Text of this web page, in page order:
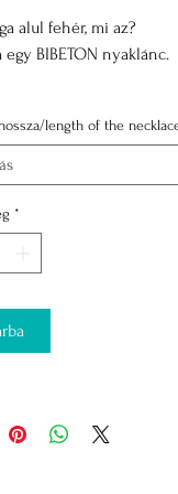
alul fehér, mi az?
egy BIBETON nyaklánc.
length of the
*